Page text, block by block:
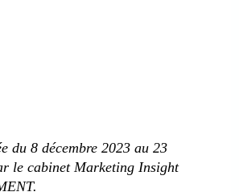
du 8 décembre 2023 au 23
le cabinet Marketing Insight